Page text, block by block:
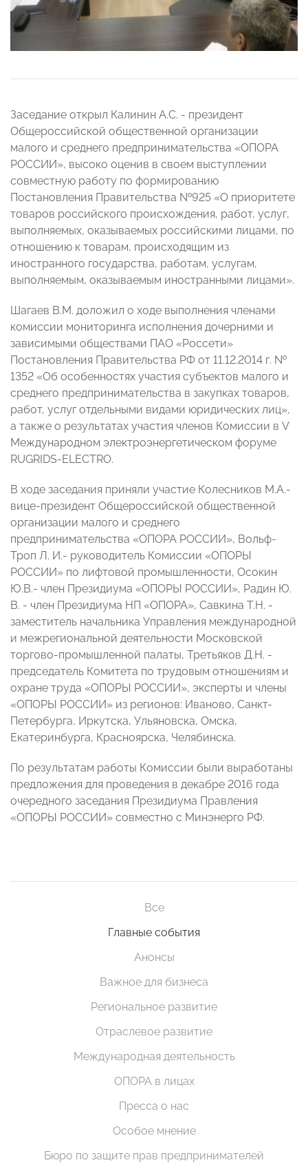
Заседание открыл Калинин А.С. - президент
Общероссийской общественной организации
малого и среднего предпринимательства «ОПОРА
РОССИИ», высоко оценив в своем выступлении
совместную работу по формированию
Постановления Правительства №925 «О приоритете
товаров российского происхождения, работ, услуг,
выполняемых, оказываемых российскими лицами, по
отношению к товарам, происходящим из
иностранного государства, работам, услугам,
выполняемым, оказываемым иностранными лицами».
Шагаев В.М. доложил о ходе выполнения членами
комиссии мониторинга исполнения дочерними и
зависимыми обществами ПАО «Россети»
Постановления Правительства РФ от 11.12.2014 г. №
1352 «Об особенностях участия субъектов малого и
среднего предпринимательства в закупках товаров,
работ, услуг отдельными видами юридических лиц»,
а также о результатах участия членов Комиссии в V
Международном электроэнергетическом форуме
RUGRIDS-ELECTRO.
В ходе заседания приняли участие Колесников М.А.-
вице-президент Общероссийской общественной
организации малого и среднего
предпринимательства «ОПОРА РОССИИ», Вольф-
Троп Л. И.- руководитель Комиссии «ОПОРЫ
РОССИИ» по лифтовой промышленности, Осокин
Ю.В.- член Президиума «ОПОРЫ РОССИИ», Радин Ю.
В. - член Президиума НП «ОПОРА», Савкина Т.Н. -
заместитель начальника Управления международной
и межрегиональной деятельности Московской
торгово-промышленной палаты, Третьяков Д.Н. -
председатель Комитета по трудовым отношениям и
охране труда «ОПОРЫ РОССИИ», эксперты и члены
«ОПОРЫ РОССИИ» из регионов: Иваново, Санкт-
Петербурга, Иркутска, Ульяновска, Омска,
Екатеринбурга, Красноярска, Челябинска.
По результатам работы Комиссии были выработаны
предложения для проведения в декабре 2016 года
очередного заседания Президиума Правления
«ОПОРЫ РОССИИ» совместно с Минэнерго РФ.
Все
Главные события
Анонсы
Важное для бизнеса
Региональное развитие
Отраслевое развитие
Международная деятельность
ОПОРА в лицах
Пресса о нас
Особое мнение
Бюро по защите прав предпринимателей